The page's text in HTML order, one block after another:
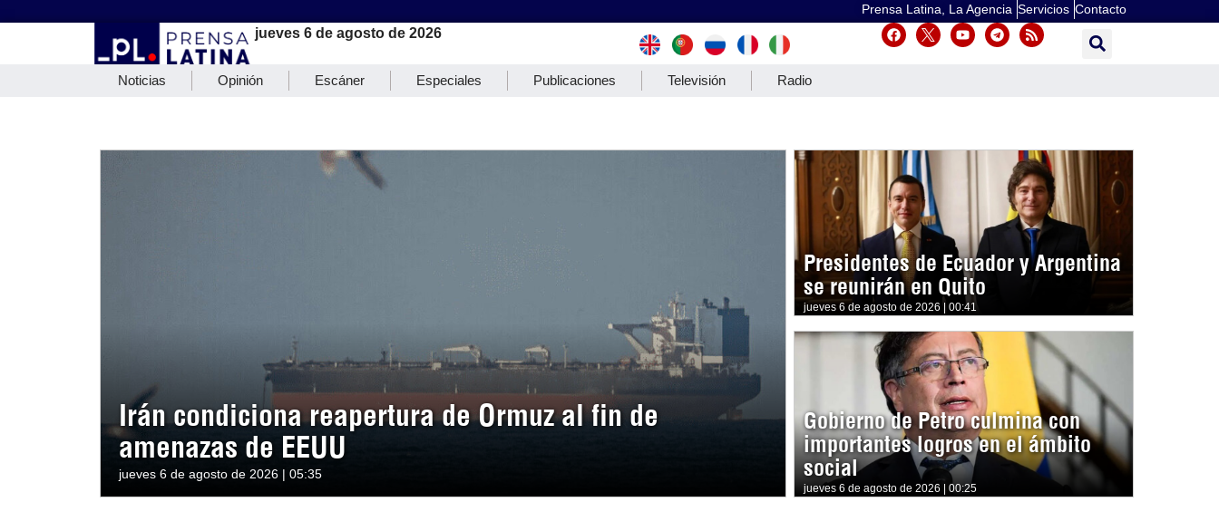
Prensa Latina, La Agencia Servicios Contacto
jueves 6 de agosto de 2026
Noticias Opinión Escáner Especiales Publicaciones Televisión Radio
Irán condiciona reapertura de Ormuz al fin de
amenazas de EEUU
jueves 6 de agosto de 2026 | 05:35
Presidentes de Ecuador y Argentina
se reunirán en Quito
jueves 6 de agosto de 2026 | 00:41
Gobierno de Petro culmina con
importantes logros en el ámbito
social
jueves 6 de agosto de 2026 | 00:25